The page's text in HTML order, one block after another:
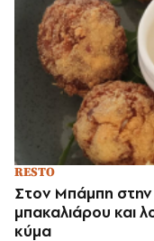
RESTO
Στον Μπάμπη στην
μπακαλιάρου και
κύμα